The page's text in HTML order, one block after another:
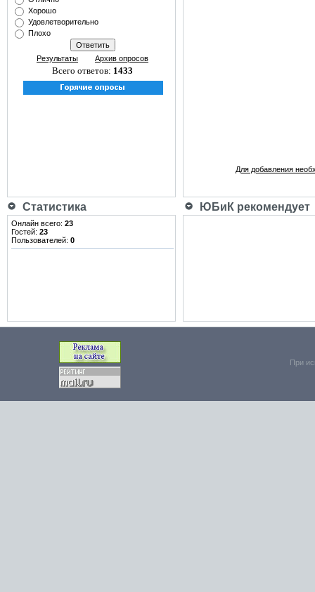
Хорошо
Удовлетворительно
Плохо
Результаты Архив опросов
Всего ответов: 1433
Для добавления
Статистика ЮБиК рекомендует
Онлайн всего: 23
Гостей: 23
Пользователей: 0
При